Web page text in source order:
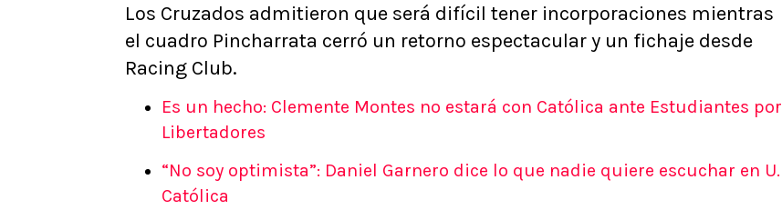
Los Cruzados admitieron que será difícil tener incorporaciones mientras
el cuadro Pincharrata cerró un retorno espectacular y un fichaje desde
Racing Club.
Es un hecho: Clemente Montes no estará con Católica ante Estudiantes por
Libertadores
“No soy optimista”: Daniel Garnero dice lo que nadie quiere escuchar en U.
Católica